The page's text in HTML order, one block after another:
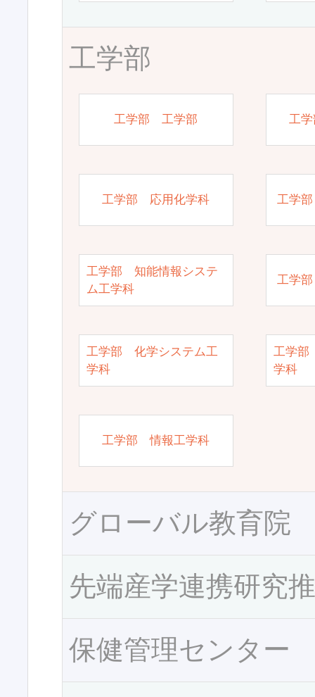
工学部
工学部 工学部 工
工学部 応用化学科 工学
工学部 知能情報システ
ム工学科
工学
工学部 化学システム工
学科
工学部
学科
工学部 情報工学科
グローバル教育院
先端産学連携研究
保健管理センター